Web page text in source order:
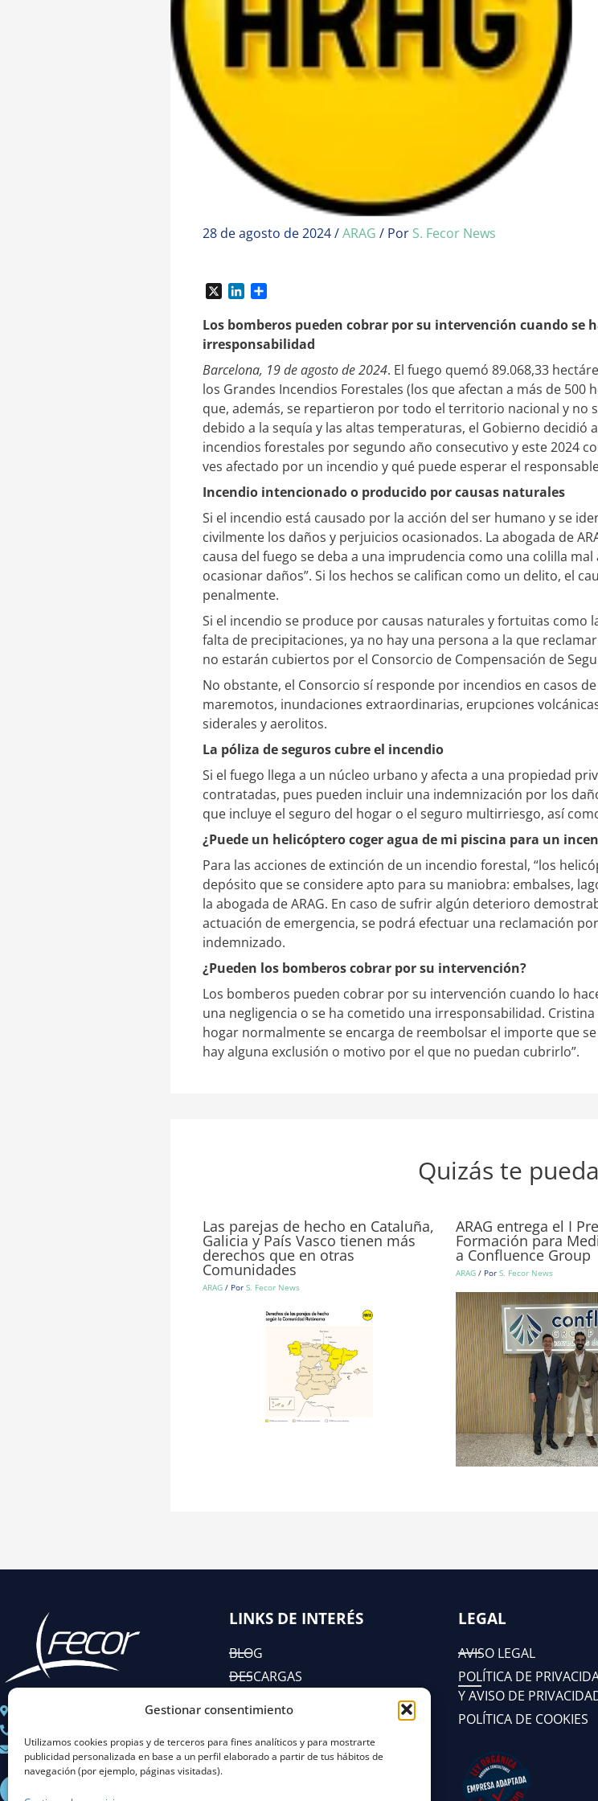
Gestionar consentimiento
Utilizamos cookies propias y de terceros para fines analíticos y para mostrarte
publicidad personalizada en base a un perfil elaborado a partir de tus hábitos de
navegación (por ejemplo, páginas visitadas).
28 de agosto de 2024/ARAG / Por S. Fecor News
n
k
d
I
n
m
p
r
t
i
Los bomberos pueden cobrar por su intervención cuando se
irresponsabilidad
Barcelona, 19 de agosto de 2024. El fuego quemó 89.068,33
los Grandes Incendios Forestales (los que afectan a más de
que, además, se repartieron por todo el territorio nacional y no
debido a la sequía y las altas temperaturas, el Gobierno
incendios forestales por segundo año consecutivo y este 2024
ves afectado por un incendio y qué puede esperar el
Incendio intencionado o producido por causas naturales
Si el incendio está causado por la acción del ser humano y se
civilmente los daños y perjuicios ocasionados. La abogada de
causa del fuego se deba a una imprudencia como una colilla
ocasionar daños”. Si los hechos se califican como un delito, el
penalmente.
Si el incendio se produce por causas naturales y fortuitas como
falta de precipitaciones, ya no hay una persona a la que
no estarán cubiertos por el Consorcio de Compensación de
No obstante, el Consorcio sí responde por incendios en casos
maremotos, inundaciones extraordinarias, erupciones
siderales y aerolitos.
La póliza de seguros cubre el incendio
Si el fuego llega a un núcleo urbano y afecta a una propiedad
contratadas, pues pueden incluir una indemnización por los
que incluye el seguro del hogar o el seguro multirriesgo, así
¿Puede un helicóptero coger agua de mi piscina para un
Para las acciones de extinción de un incendio forestal, “los
depósito que se considere apto para su maniobra: embalses,
la abogada de ARAG. En caso de sufrir algún deterioro
actuación de emergencia, se podrá efectuar una reclamación
indemnizado.
¿Pueden los bomberos cobrar por su intervención?
Los bomberos pueden cobrar por su intervención cuando lo
una negligencia o se ha cometido una irresponsabilidad.
hogar normalmente se encarga de reembolsar el importe que
hay alguna exclusión o motivo por el que no puedan cubrirlo”.
Quizás te
Las parejas de hecho en Cataluña,
Galicia y País Vasco tienen más
derechos que en otras
Comunidades
ARAG / Por S. Fecor News
ARAG entrega el I
Formación para
a Confluence Group
ARAG / Por S. Fecor News
C/ José Abascal n° 44, 1°
Coordinacion@fecor.es
I Y X
LINKS DE INTERÉS
BLOG
DESCARGAS
LEGAL
AVISO LEGAL
POLÍTICA DE
Y AVISO DE
POLÍTICA DE COOKIES